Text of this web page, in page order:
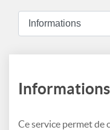
Informations
Ce service permet de